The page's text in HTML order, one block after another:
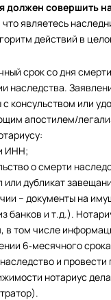
должен совершить
что являетесь
действий в
срок со дня
наследства.
с консульством или
апостилем/
ИНН;
о смерти
или дубликат
– документы на
банков и т.д.).
в том числе
6‑месячного
и
нотариус